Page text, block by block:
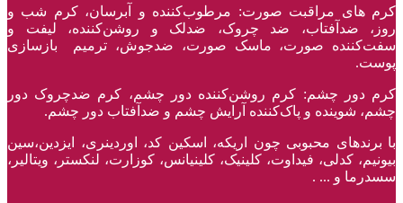
کرم های مراقبت صورت: مرطوب‌کننده و آبرسان، کرم شب و
روز، ضدآفتاب، ضد چروک، ضدلک و روشن‌کننده، لیفت و
سفت‌کننده صورت، ماسک صورت، ضدجوش، ترمیم بازسازی
پوست.
کرم دور چشم: کرم روشن‌کننده دور چشم، کرم ضدچروک دور
چشم، شوینده و پاک‌کننده آرایش چشم و ضدآفتاب دور چشم.
با برند‌های محبوبی چون اریکه، اسکین کد، اوردینری، ایزدین،سین
بیونیم، کدلی، فیداوت، کلینیک، کلینیانس، کوزارت، لنکستر، ویتالیر،
سسدرما و ... .